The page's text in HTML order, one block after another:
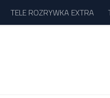
TELE ROZRYWKA EXTRA